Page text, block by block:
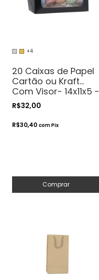
+4
20 Caixas de Papel
Cartão ou Kraft
Com Visor- 14x11x5 -
Para Presentes.
Cosméticos ou
Artesanatos
R$32,00
R$30,40 comPix
Comprar